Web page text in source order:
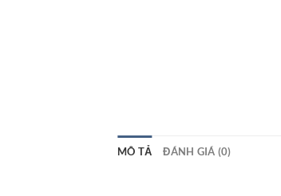
MÔ TẢ ĐÁNH GIÁ (0)